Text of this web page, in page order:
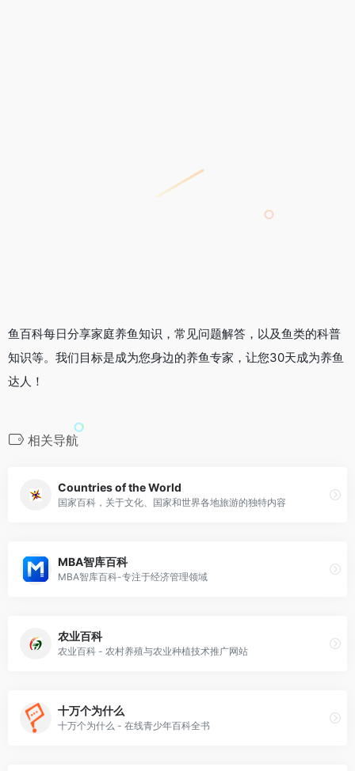
鱼百科每日分享家庭养鱼知识，常见问题解答，以及鱼类的科普
知识等。我们目标是成为您身边的养鱼专家，让您30天成为养鱼
达人！
相关导航
Countries of the World
国家百科，关于文化、国家和世界各地旅游的独特内容
MBA智库百科
MBA智库百科-专注于经济管理领域
农业百科
农业百科 - 农村养殖与农业种植技术推广网站
十万个为什么
十万个为什么 - 在线青少年百科全书